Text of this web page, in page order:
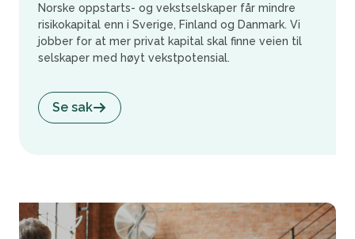
Norske oppstarts- og vekstselskaper får mindre
risikokapital enn i Sverige, Finland og Danmark. Vi
jobber for at mer privat kapital skal finne veien til
selskaper med høyt vekstpotensial.
Se sak